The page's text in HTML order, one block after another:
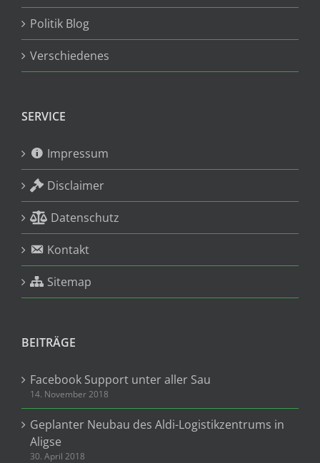
Politik Blog
Verschiedenes
SERVICE
Impressum
Disclaimer
Datenschutz
Kontakt
Sitemap
BEITRÄGE
Facebook Support unter aller Sau
14. November 2018
Geplanter Neubau des Aldi-Logistikzentrums in
Aligse
30. April 2018